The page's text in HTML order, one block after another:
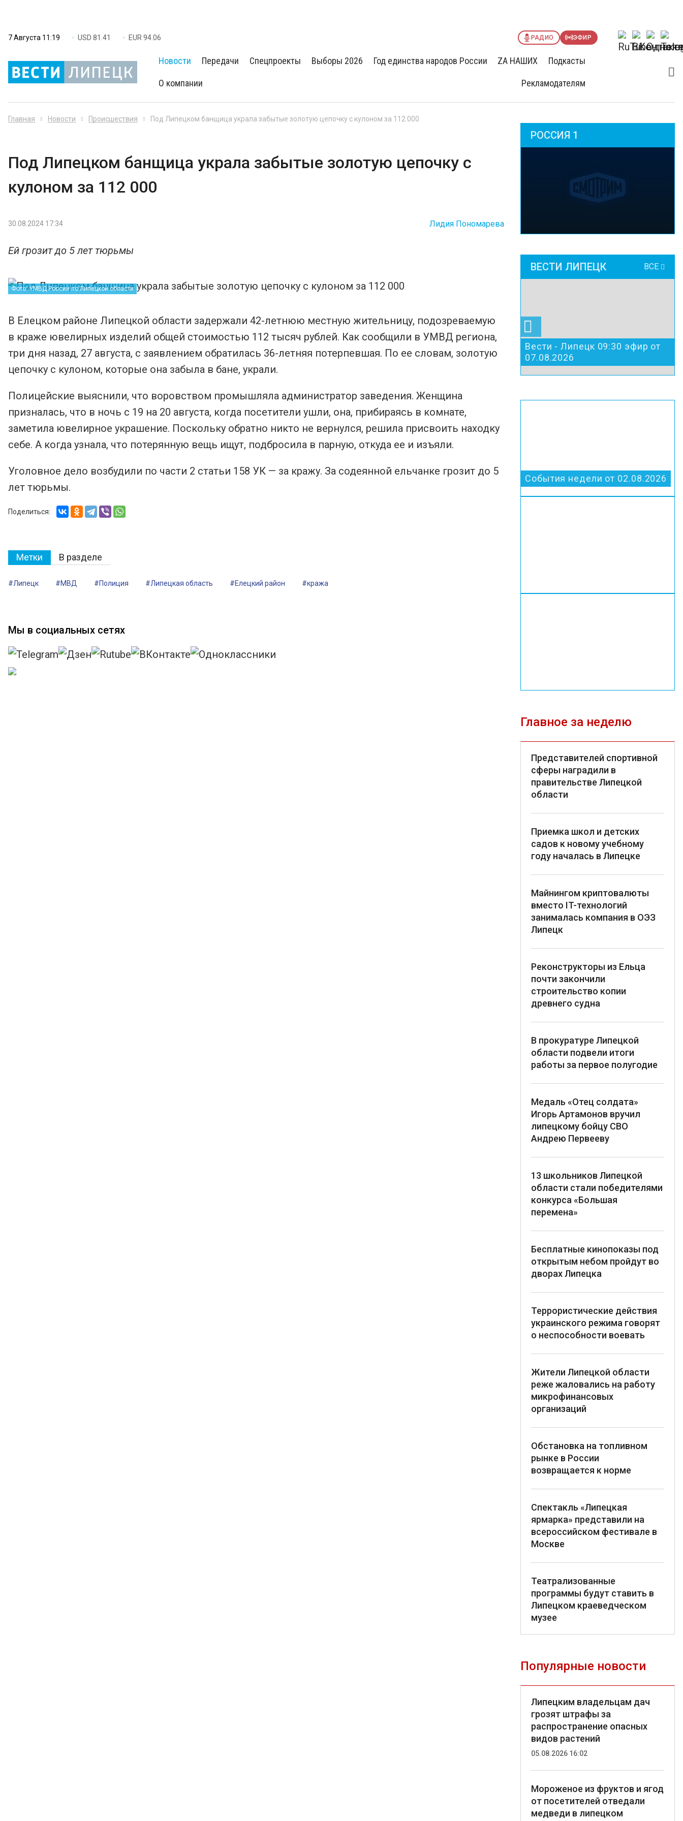
7 Августа 11:19 USD 81.41 EUR 94.06 РАДИО ЭФИР
Новости Передачи Спецпроекты Выборы 2026 Год единства народов России ZА НАШИХ Подкасты
О компании Рекламодателям
Главная Новости Происшествия Под Липецком банщица украла забытые золотую цепочку с кулоном за 112 000
Под Липецком банщица украла забытые золотую цепочку с
кулоном за 112 000
30.08.2024 17:34 Лидия Пономарева
Ей грозит до 5 лет тюрьмы
Фото: УМВД России по Липецкой области
В Елецком районе Липецкой области задержали 42-летнюю местную жительницу, подозреваемую
в краже ювелирных изделий общей стоимостью 112 тысяч рублей. Как сообщили в УМВД региона,
три дня назад, 27 августа, с заявлением обратилась 36-летняя потерпевшая. По ее словам, золотую
цепочку с кулоном, которые она забыла в бане, украли.
Полицейские выяснили, что воровством промышляла администратор заведения. Женщина
призналась, что в ночь с 19 на 20 августа, когда посетители ушли, она, прибираясь в комнате,
заметила ювелирное украшение. Поскольку обратно никто не вернулся, решила присвоить находку
себе. А когда узнала, что потерянную вещь ищут, подбросила в парную, откуда ее и изъяли.
Уголовное дело возбудили по части 2 статьи 158 УК — за кражу. За содеянной ельчанке грозит до 5
лет тюрьмы.
Поделиться:
Метки В разделе
#Липецк #МВД #Полиция #Липецкая область #Елецкий район #кража
Мы в социальных сетях
РОССИЯ 1
ВЕСТИ ЛИПЕЦК ВСЕ
Вести - Липецк 09:30 эфир от
07.08.2026
События недели от 02.08.2026
Главное за неделю
Представителей спортивной
сферы наградили в
правительстве Липецкой
области
Приемка школ и детских
садов к новому учебному
году началась в Липецке
Майнингом криптовалюты
вместо IT-технологий
занималась компания в ОЭЗ
Липецк
Реконструкторы из Ельца
почти закончили
строительство копии
древнего судна
В прокуратуре Липецкой
области подвели итоги
работы за первое полугодие
Медаль «Отец солдата»
Игорь Артамонов вручил
липецкому бойцу СВО
Андрею Первееву
13 школьников Липецкой
области стали победителями
конкурса «Большая
перемена»
Бесплатные кинопоказы под
открытым небом пройдут во
дворах Липецка
Террористические действия
украинского режима говорят
о неспособности воевать
Жители Липецкой области
реже жаловались на работу
микрофинансовых
организаций
Обстановка на топливном
рынке в России
возвращается к норме
Спектакль «Липецкая
ярмарка» представили на
всероссийском фестивале в
Москве
Театрализованные
программы будут ставить в
Липецком краеведческом
музее
Популярные новости
Липецким владельцам дач
грозят штрафы за
распространение опасных
видов растений
05.08.2026 16:02
Мороженое из фруктов и ягод
от посетителей отведали
медведи в липецком